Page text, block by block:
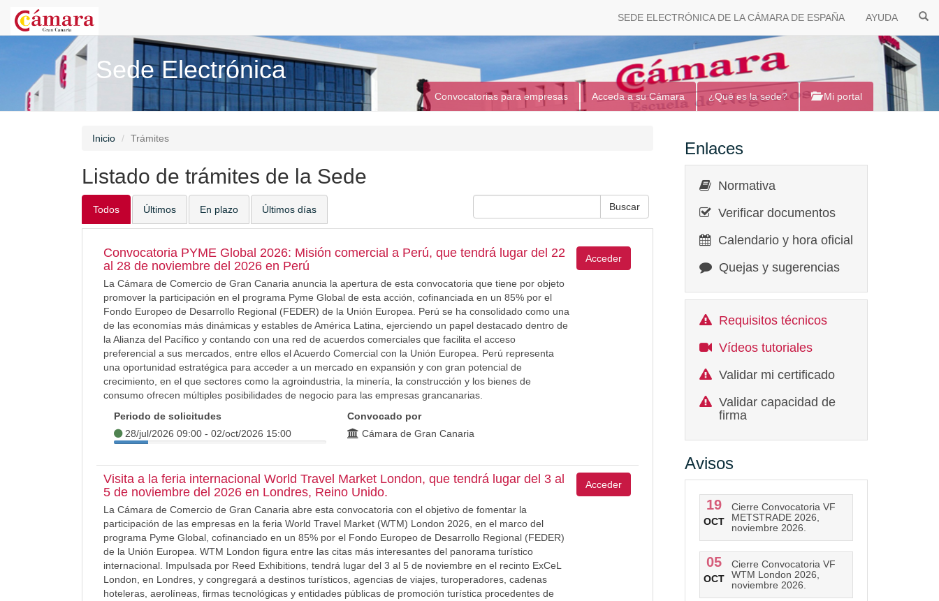
SEDE ELECTRÓNICA DE LA CÁMARA DE ESPAÑA AYUDA
Sede Electrónica
Convocatorias para empresas Acceda a su Cámara ¿Qué es la sede? Mi portal
Inicio Trámites
Listado de trámites de la Sede
Todos Últimos En plazo Últimos días
Convocatoria PYME Global 2026: Misión comercial a Perú, que tendrá lugar del 22
al 28 de noviembre del 2026 en Perú
La Cámara de Comercio de Gran Canaria anuncia la apertura de esta convocatoria que tiene por objeto
promover la participación en el programa Pyme Global de esta acción, cofinanciada en un 85% por el
Fondo Europeo de Desarrollo Regional (FEDER) de la Unión Europea. Perú se ha consolidado como una
de las economías más dinámicas y estables de América Latina, ejerciendo un papel destacado dentro de
la Alianza del Pacífico y contando con una red de acuerdos comerciales que facilita el acceso
preferencial a sus mercados, entre ellos el Acuerdo Comercial con la Unión Europea. Perú representa
una oportunidad estratégica para acceder a un mercado en expansión y con gran potencial de
crecimiento, en el que sectores como la agroindustria, la minería, la construcción y los bienes de
consumo ofrecen múltiples posibilidades de negocio para las empresas grancanarias.
Periodo de solicitudes
28/jul/2026 09:00 - 02/oct/2026 15:00
Convocado por
Cámara de Gran Canaria
Acceder
Visita a la feria internacional World Travel Market London, que tendrá lugar del 3 al
5 de noviembre del 2026 en Londres, Reino Unido.
La Cámara de Comercio de Gran Canaria abre esta convocatoria con el objetivo de fomentar la
participación de las empresas en la feria World Travel Market (WTM) London 2026, en el marco del
programa Pyme Global, cofinanciado en un 85% por el Fondo Europeo de Desarrollo Regional (FEDER)
de la Unión Europea. WTM London figura entre las citas más interesantes del panorama turístico
internacional. Impulsada por Reed Exhibitions, tendrá lugar del 3 al 5 de noviembre en el recinto ExCeL
London, en Londres, y congregará a destinos turísticos, agencias de viajes, turoperadores, cadenas
hoteleras, aerolíneas, firmas tecnológicas y entidades públicas de promoción turística procedentes de
Acceder
Enlaces
Normativa
Verificar documentos
Calendario y hora oficial
Quejas y sugerencias
Requisitos técnicos
Vídeos tutoriales
Validar mi certificado
Validar capacidad de
firma
Avisos
19
OCT
Cierre Convocatoria VF
METSTRADE 2026,
noviembre 2026.
05
OCT
Cierre Convocatoria VF
WTM London 2026,
noviembre 2026.